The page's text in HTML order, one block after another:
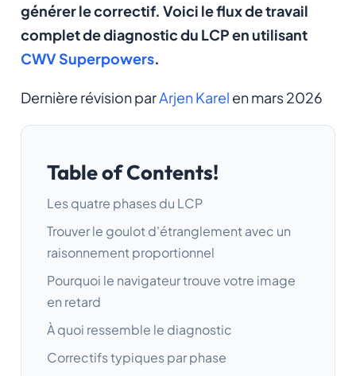
générer le correctif. Voici le flux de travail
complet de diagnostic du LCP en utilisant
CWV Superpowers.
Dernière révision parArjen Karel en mars 2026
Table of Contents!
Les quatre phases du LCP
Trouver le goulot d'étranglement avec un
raisonnement proportionnel
Pourquoi le navigateur trouve votre image
en retard
À quoi ressemble le diagnostic
Correctifs typiques par phase